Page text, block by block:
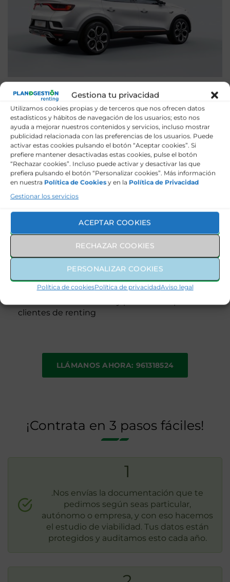
Gestiona tu privacidad
Utilizamos cookies propias y de terceros que nos ofrecen datos
estadísticos y hábitos de navegación de los usuarios; esto nos
ayuda a mejorar nuestros contenidos y servicios, incluso mostrar
publicidad relacionada con las preferencias de los usuarios. Puede
activar estas cookies pulsando el botón “Aceptar cookies”. Si
prefiere mantener desactivadas estas cookies, pulse el botón
“Rechazar cookies”. Incluso puede activar y desactivar las que
prefiera pulsando el botón “Personalizar cookies”. Más información
en nuestra Política de Cookies y en la Política de Privacidad
Gestionar los servicios
ACEPTAR COOKIES
RECHAZAR COOKIES
PERSONALIZAR COOKIES
Política de cookiesPolítica de privacidadAviso legal
Tu cuota mensual es única y no cambia durante
todo el contrato. Esto es lo que llevas incluido:
Seguro todo riesgo sin franquicia, incluido.
Cambio de neumáticos, sin coste.
Reparaciones y mantenimientos, sin coste.
Cobertura para la gestión de sanciones.
Vehículo de sustitución, opcional.
Teléfono de atención al cliente.
Servicio de recogida y entrega, opcional.
clientes de renting
LLÁMANOS AHORA: 961318524
¡Contrata en 3 pasos fáciles!
1
.Nos envías la documentación que te
pedimos según seas particular,
autónomo o empresa, y con eso hacemos
el estudio de viabilidad. Tus datos están
protegidos y auditamos esto cada año.